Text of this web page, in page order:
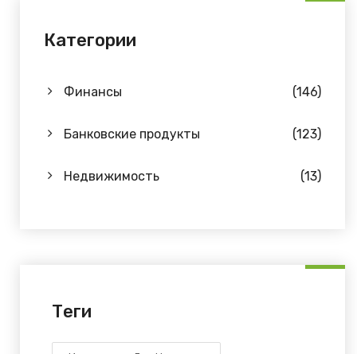
Категории
Финансы (146)
Банковские продукты (123)
Недвижимость (13)
Теги